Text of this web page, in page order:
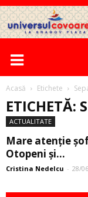
Acasă Etichete
ETICHETĂ:
ACTUALITATE
Mare atenție
Otopeni și...
Cristina Nedelcu - 28/